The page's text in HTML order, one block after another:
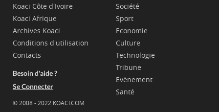
Koaci Côte d'Ivoire
Koaci Afrique
Archives Koaci
Conditions d'utilisation
Contacts
Besoin d'aide ?
Se Connecter
© 2008 - 2022 KOACI.COM
Société
Sport
Economie
Culture
Technologie
Tribune
Evènement
Santé